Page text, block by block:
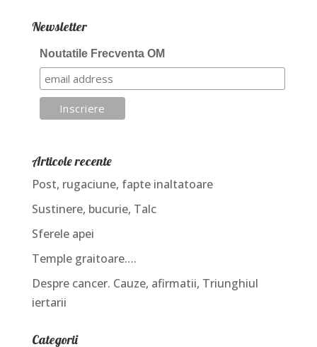
Newsletter
Noutatile Frecventa OM
Articole recente
Post, rugaciune, fapte inaltatoare
Sustinere, bucurie, Talc
Sferele apei
Temple graitoare….
Despre cancer. Cauze, afirmatii, Triunghiul
iertarii
Categorii